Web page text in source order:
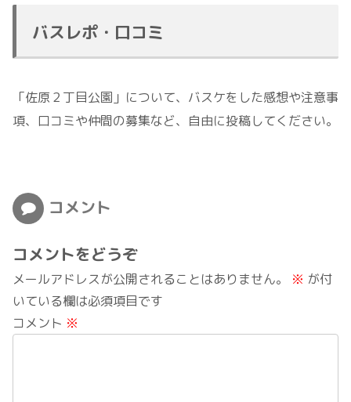
バスレポ・口コミ
「佐原２丁目公園」について、バスケをした感想や注意事
項、口コミや仲間の募集など、自由に投稿してください。
コメント
コメントをどうぞ
メールアドレスが公開されることはありません。 ※ が付
いている欄は必須項目です
コメント ※